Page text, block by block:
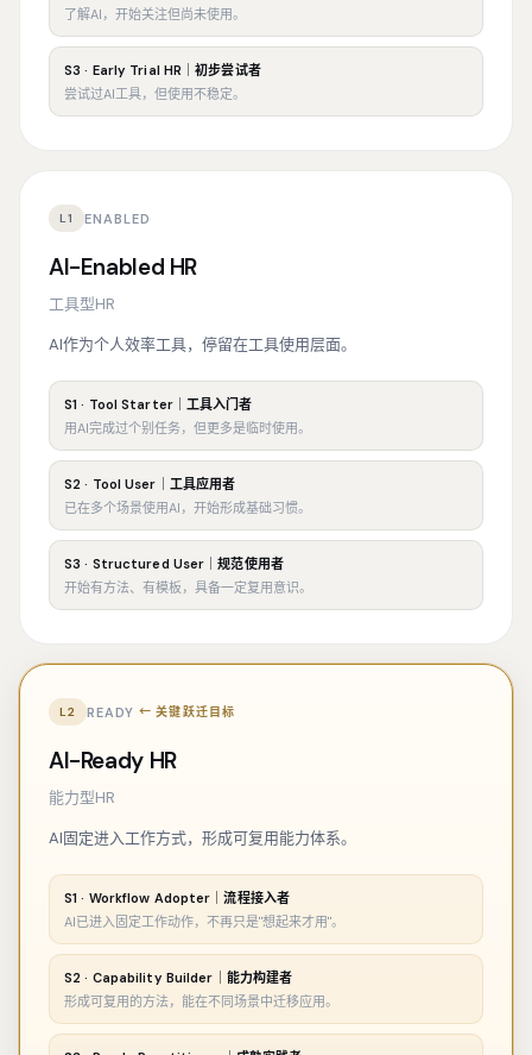
了解AI，开始关注但尚未使用。
S3 · Early Trial HR｜初步尝试者
尝试过AI工具，但使用不稳定。
L1 ENABLED
AI-Enabled HR
工具型HR
AI作为个人效率工具，停留在工具使用层面。
S1 · Tool Starter｜工具入门者
用AI完成过个别任务，但更多是临时使用。
S2 · Tool User｜工具应用者
已在多个场景使用AI，开始形成基础习惯。
S3 · Structured User｜规范使用者
开始有方法、有模板，具备一定复用意识。
L2 READY ← 关键跃迁目标
AI-Ready HR
能力型HR
AI固定进入工作方式，形成可复用能力体系。
S1 · Workflow Adopter｜流程接入者
AI已进入固定工作动作，不再只是"想起来才用"。
S2 · Capability Builder｜能力构建者
形成可复用的方法，能在不同场景中迁移应用。